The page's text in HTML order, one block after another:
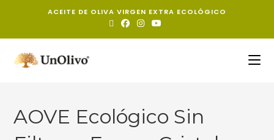
ACEITE DE OLIVA VIRGEN EXTRA ECOLÓGICO
AOVE Ecológico Sin